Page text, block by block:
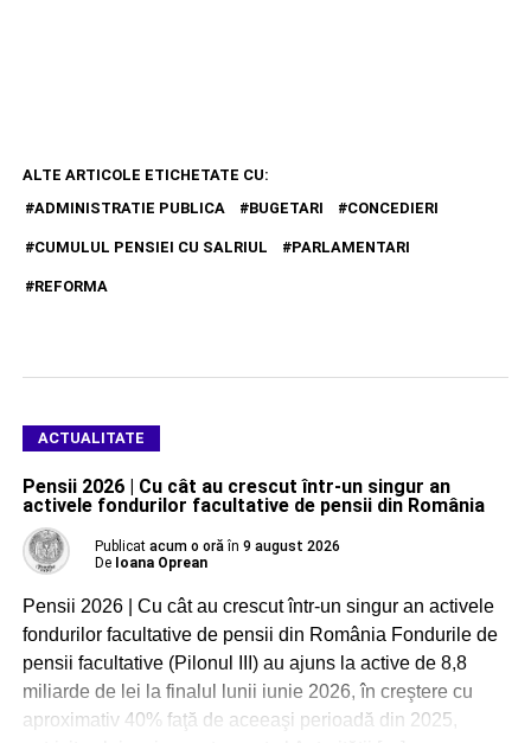
ALTE ARTICOLE ETICHETATE CU:
ADMINISTRATIE PUBLICA
BUGETARI CONCEDIERI
CUMULUL PENSIEI CU SALRIUL PARLAMENTARI
REFORMA
ACTUALITATE
Pensii 2026 | Cu cât au crescut într-un singur an
activele fondurilor facultative de pensii din România
Publicat acum o oră în 9 august 2026
De Ioana Oprean
Pensii 2026 | Cu cât au crescut într-un singur an activele
fondurilor facultative de pensii din România Fondurile de
pensii facultative (Pilonul III) au ajuns la active de 8,8
miliarde de lei la finalul lunii iunie 2026, în creştere cu
aproximativ 40% faţă de aceeaşi perioadă din 2025,